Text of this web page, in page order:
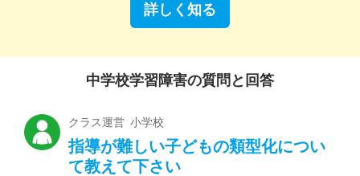
詳しく知る
中学校学習障害の質問と回答
クラス運営 小学校
指導が難しい子どもの類型化につい
て教えて下さい